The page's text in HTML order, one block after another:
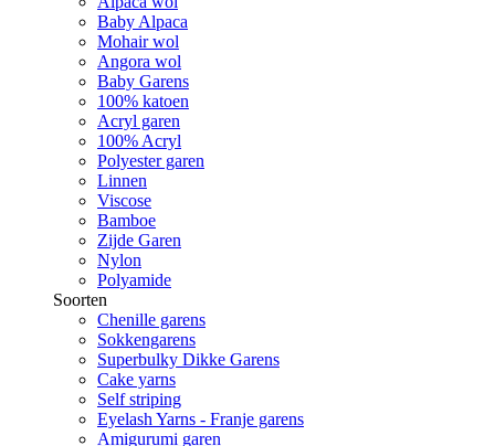
Baby Alpaca
Mohair wol
Angora wol
Baby Garens
100% katoen
Acryl garen
100% Acryl
Polyester garen
Linnen
Viscose
Bamboe
Zijde Garen
Nylon
Polyamide
Soorten
Chenille garens
Sokkengarens
Superbulky Dikke Garens
Cake yarns
Self striping
Eyelash Yarns - Franje garens
Amigurumi garen